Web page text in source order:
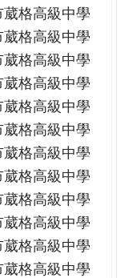
格高級中學
格高級中學
格高級中學
格高級中學
格高級中學
格高級中學
格高級中學
格高級中學
格高級中學
格高級中學
格高級中學
格高級中學